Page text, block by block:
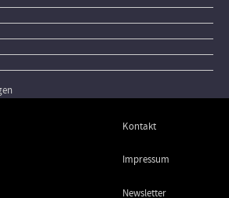
Kontakt
Impressum
Newsletter